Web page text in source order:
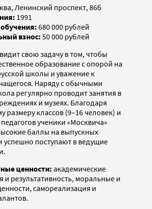
Ленинский проспект, 86б
1991
680 000 рублей
взнос: 50 000 рублей
свою задачу в том, чтобы
образование с опорой на
школы и уважение к
Наряду с обычными
регулярно проводит занятия в
и музеях. Благодаря
размеру классов (9–16 человек) и
педагогов ученики «Москвича»
баллы на выпускных
успешно поступают в ведущие
ценности:академические
и результативность, моральные и
самореализация и